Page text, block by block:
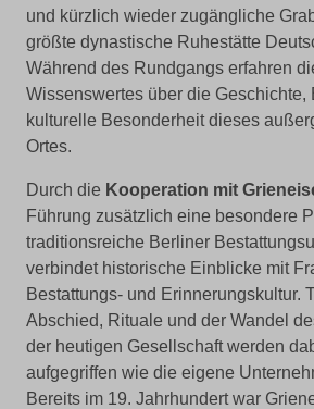
und kürzlich wieder zugängliche
größte dynastische Ruhestätte
Während des Rundgangs erfahren
Wissenswertes über die Geschichte,
kulturelle Besonderheit dieses
Ortes.
Durch die Kooperation mit
Führung zusätzlich eine besondere
traditionsreiche Berliner
verbindet historische Einblicke mit
Bestattungs- und Erinnerungskultur.
Abschied, Rituale und der Wandel
der heutigen Gesellschaft werden
aufgegriffen wie die eigene
Bereits im 19. Jahrhundert war